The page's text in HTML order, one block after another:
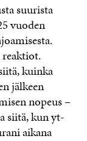
suurista
vuoden
kuinka
jälkeen
nopeus –
siitä, kun yt-
aikana